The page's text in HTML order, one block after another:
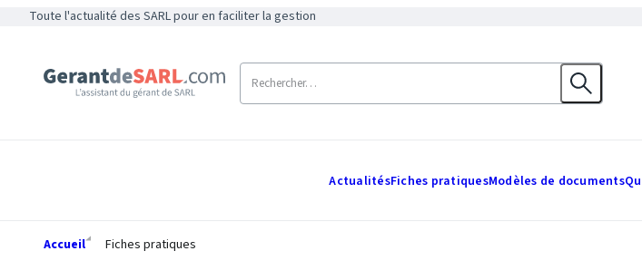
Toute l'actualité des SARL pour en faciliter la gestion
ActualitésFiches pratiquesModèles de documents
Accueil Fiches pratiques